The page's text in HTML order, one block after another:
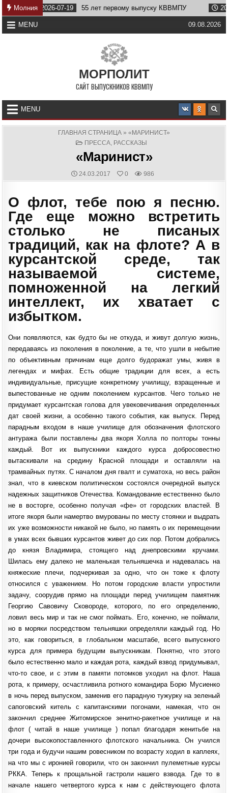
Skip
to
content
Молния
2026-07-19 55 лет первому выпуску КВВМПУ 2026-07-
MENU 09.08.2026
МОРПОЛИТ
САЙТ ВЫПУСКНИКОВ КВВМПУ
MENU
ГЛАВНАЯ СТРАНИЦА » «МАРИНИСТ»
POSTED
ПРЕССА, РАССКАЗЫ
«Маринист»
PUBLISHED
DATE:
24.03.2017 0 986
О флот, тебе пою я песню.
Где еще можно встретить
столько не писаных
традиций, как на флоте? А в
курсантской среде, так
называемой системе,
помноженной на легкий
интеллект, их хватает с
избытком.
Они появляются, как будто бы не откуда, и живут долгую жизнь,
передаваясь из поколения в поколение, а те, что ушли в небытие
по объективным причинам еще долго будоражат умы, живя в
легендах и мифах. Есть общие традиции для всех, а есть
индивидуальные, присущие конкретному училищу, взращенные и
выпестованные не одним поколением курсантов. Чего только не
придумает курсантская голова для увековечивания определенных
дат своей жизни, а особенно такого события, как выпуск. Перед
парадным входом в наше училище для обозначения флотского
антуража были поставлены два якоря Холла по полторы тонны
каждый. Вот их выпускники каждого курса добросовестно
вытаскивали на средину Красной площади и оставляли на
трамвайных путях. С началом дня гвалт и суматоха, но весь район
знал, что в киевском политическом состоялся очередной выпуск
надежных защитников Отечества. Командование естественно было
не в восторге, особенно получая «фе» от городских властей. В
итоге якоря были намертво вмурованы по месту стоянки и выдрать
их уже возможности никакой не было, но память о их перемещении
в умах всех бывших курсантов живет до сих пор. Потом добрались
до князя Владимира, стоящего над днепровскими кручами.
Шилась ему далеко не маленькая тельняшечка и надевалась на
княжеские плечи, подчеркивая за одно, что он тоже к флоту
относился с уважением. Но потом городские власти упростили
задачу, соорудив прямо на площади перед училищем памятник
Георгию Савовичу Сковороде, которого, по его определению,
ловил весь мир и так не смог поймать. Его, конечно, не поймали,
но в моряки посредством тельняшки определяли каждый год. Но
это, как говориться, в глобальном масштабе, всего выпускного
курса для примера будущим выпускникам. Понятно, что этого
было естественно мало и каждая рота, каждый взвод придумывал,
что-то свое, и с этим в памяти потомков уходил на флот. Наша
рота, к примеру, осчастливила ротного командира Борю Мусиенко
в ночь перед выпуском, заменив его парадную тужурку на зеленый
сапоговский китель с капитанскими погонами, намекая, что он
закончил среднее Житомирское зенитно-ракетное училище и на
флот ( читай в наше училище ) попал благодаря женитьбе на
дочери высокопоставленного флотского начальника. Он учился
три года и будучи нашим ровесником по возрасту ходил в каплеях,
на что мы с иронией говорили, что он закончил пулеметные курсы
РККА. Теперь к прощальной гастроли нашего взвода. Где то в
начале нашего четвертого курса к нам с действующего флота